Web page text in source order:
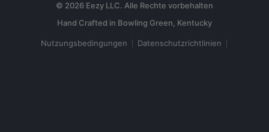
© 2026 Eezy LLC. Alle Rechte vorbehalten
Nutzungsbedingungen Datenschutzrichtlinien